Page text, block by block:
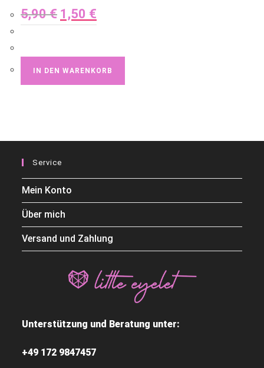
5,90€ 1,50 €
IN DEN WARENKORB
Service
Mein Konto
Über mich
Versand und Zahlung
Unterstützung und Beratung unter:
+49 172 9847457